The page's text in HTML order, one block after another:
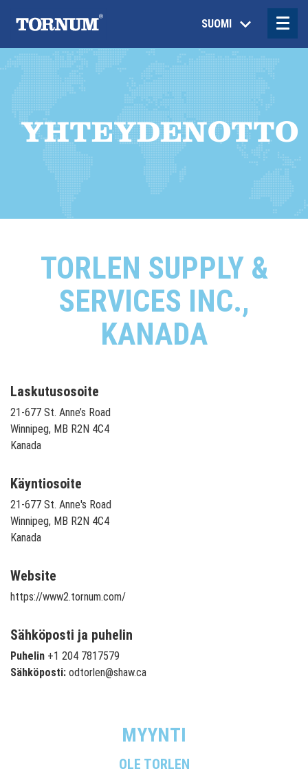
SUOMI
YHTEYDENOTTO
TORLEN SUPPLY &
SERVICES INC.,
KANADA
Laskutusosoite
21-677 St. Anne’s Road
Winnipeg, MB R2N 4C4
Kanada
Käyntiosoite
21-677 St. Anne's Road
Winnipeg, MB R2N 4C4
Kanada
Website
https://www2.tornum.com/
Sähköposti ja puhelin
Puhelin +1 204 7817579
Sähköposti: odtorlen@shaw.ca
MYYNTI
OLE TORLEN